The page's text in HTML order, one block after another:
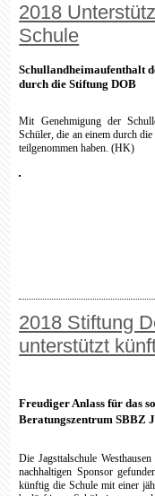
2018
Schule
Schullandheimaufenthalt
durch die Stiftung DOB
Mit Genehmigung der
Schüler, die an einem durch
teilgenommen haben. (HK)
2018 Stiftung
unterstützt
Freudiger Anlass für das
Beratungszentrum SBBZ
Die Jagsttalschule
nachhaltigen Sponsor
künftig die Schule mit einer